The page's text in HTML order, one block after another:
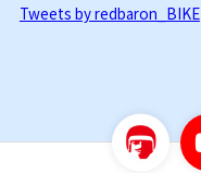
Tweets by redbaron_BIKE